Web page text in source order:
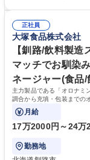
ど） ■その他理化学分
ど） 募集職種 【滋賀/理化学分析スタッフ】ボンカレー・MATCHでお馴染
み/大塚グループの中核
商品にとらわれず、独
イオニア精神によるも
ただきながら、いず
します！ 学歴
正社員
大塚食品株式会社
【釧路/飲料製造
マッチでお馴染
ネージャー(食品/
主力製品である「オロナミ
調合から充填・包装までの
でき、単なる作業にとどま
月給
17万2000円～24万
勤務地